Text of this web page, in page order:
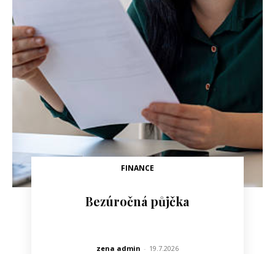
FINANCE
Bezúročná půjčka
zena admin - 19.7.2026